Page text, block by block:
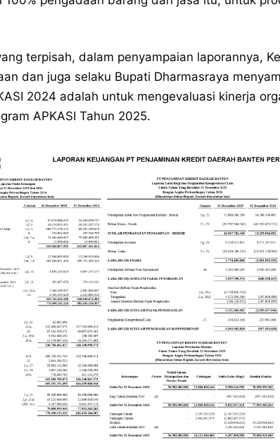
terpisah, dalam penyampaian laporannya,
dan juga selaku Bupati Dharmasraya
2024 adalah untuk mengevaluasi kinerja
APKASI Tahun 2025.